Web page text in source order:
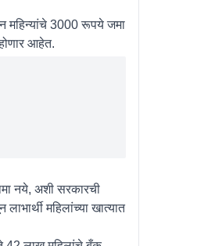
महिन्यांचे 3000 रूपये जमा
आहेत.
नये, अशी सरकारची
महिलांच्या खात्यात